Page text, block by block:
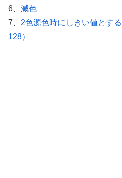
6、 減色
7、 2色源色時にしきい値とす
128）